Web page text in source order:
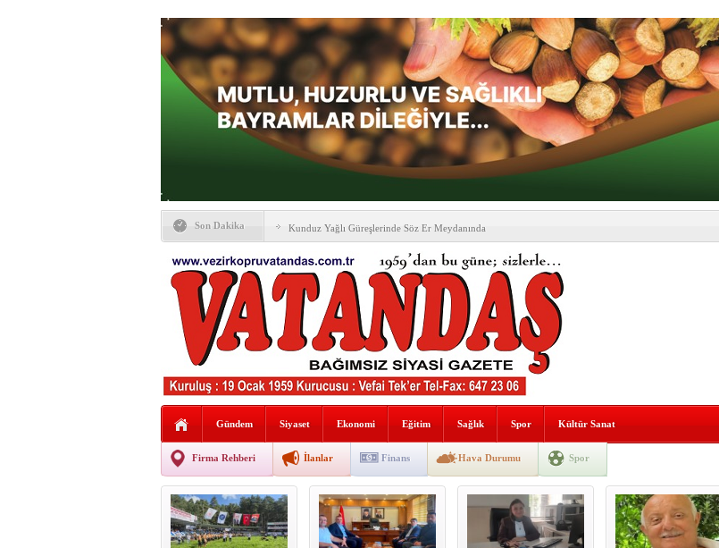
Son Dakika Kunduz Yağlı Güreşlerinde Söz Er Meydanında
Ankara & Vezirköprü Platformu’ndan Vezirköprü
Kaymakamına ‘hayırlı olsun’ ziyareti
KAYBETTİKLERİMİZ
NÖBETÇİ ECZANELER
PTT Taşerona Geçiyor
Erhan Parlar vefat etti
BANA GÖRE
Vezirköprü CHP’de istifa depremi yaşandı!
Gündem Siyaset Ekonomi Eğitim Sağlık Spor Kültür Sanat
Firma Rehberi İlanlar Finans Hava Durumu Spor